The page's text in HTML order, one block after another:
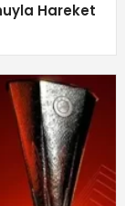
Hareket